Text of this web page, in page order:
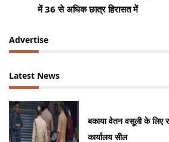
में 36 से अधिक छात्र हिरासत में
Advertise
Latest News
बकाया वेतन वसूली के लिए
कार्यालय सील